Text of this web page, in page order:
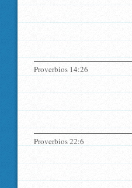
Proverbios 14:26
Proverbios 22:6